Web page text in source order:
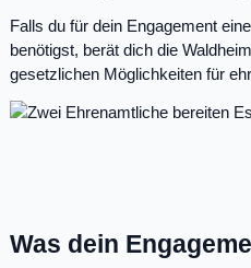
Falls du für dein Engagement
benötigst, berät dich die
gesetzlichen Möglichkeiten für
Was dein